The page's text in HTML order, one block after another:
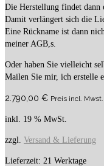
Die Herstellung findet dann
Damit verlängert sich die
Eine Rückname ist dann
meiner AGB,s.
Oder haben Sie vielleicht
Mailen Sie mir, ich erstelle
2.790,00 € Preis incl. Mwst.
inkl. 19 % MwSt.
zzgl. Versand & Lieferung
Lieferzeit: 21 Werktage